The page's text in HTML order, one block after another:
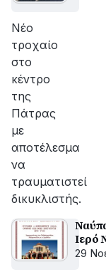
Νέο
τροχαίο
στο
κέντρο
της
Πάτρας
με
αποτέλεσμα
να
τραυματιστεί
δικυκλιστής.
Ιερό
29